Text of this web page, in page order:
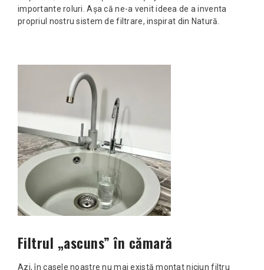
importante roluri. Așa că ne-a venit ideea de a inventa
propriul nostru sistem de filtrare, inspirat din Natură.
Filtrul „ascuns” în cămară
Azi, în casele noastre nu mai există montat niciun filtru